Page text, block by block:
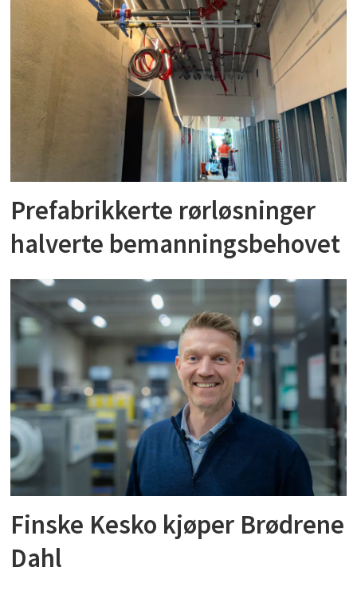
Prefabrikkerte rørløsninger
halverte bemanningsbehovet
Finske Kesko kjøper Brødrene
Dahl